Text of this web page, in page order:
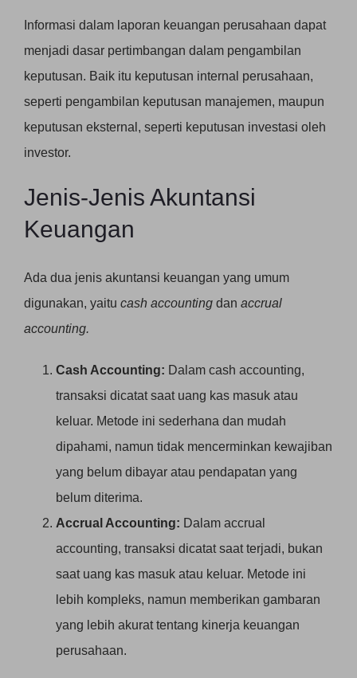
Informasi dalam laporan keuangan perusahaan dapat
menjadi dasar pertimbangan dalam pengambilan
keputusan. Baik itu keputusan internal perusahaan,
seperti pengambilan keputusan manajemen, maupun
keputusan eksternal, seperti keputusan investasi oleh
investor.
Jenis-Jenis Akuntansi
Keuangan
Ada dua jenis akuntansi keuangan yang umum
digunakan, yaitu cash accounting dan accrual
accounting.
Cash Accounting: Dalam cash accounting,
transaksi dicatat saat uang kas masuk atau
keluar. Metode ini sederhana dan mudah
dipahami, namun tidak mencerminkan kewajiban
yang belum dibayar atau pendapatan yang
belum diterima.
Accrual Accounting: Dalam accrual
accounting, transaksi dicatat saat terjadi, bukan
saat uang kas masuk atau keluar. Metode ini
lebih kompleks, namun memberikan gambaran
yang lebih akurat tentang kinerja keuangan
perusahaan.